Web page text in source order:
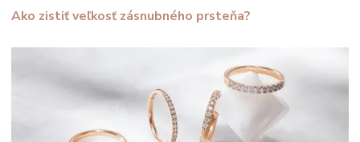
Ako zistiť veľkosť zásnubného prsteňa?